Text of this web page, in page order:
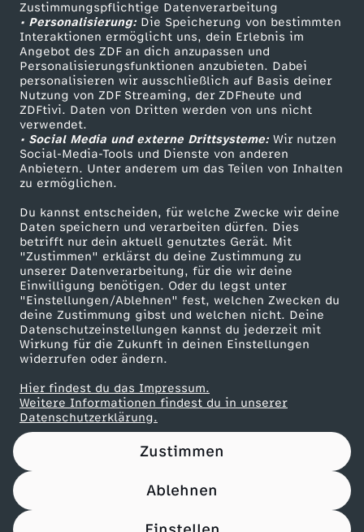
Zustimmungspflichtige Datenverarbeitung
• Personalisierung:Die Speicherung von bestimmten
Interaktionen ermöglicht uns, dein Erlebnis im
Angebot des ZDF an dich anzupassen und
Personalisierungsfunktionen anzubieten. Dabei
personalisieren wir ausschließlich auf Basis deiner
Nutzung von ZDF Streaming, der ZDFheute und
ZDFtivi. Daten von Dritten werden von uns nicht
verwendet.
• Social Media und externe Drittsysteme:Wir nutzen
Social-Media-Tools und Dienste von anderen
Anbietern. Unter anderem um das Teilen von Inhalten
zu ermöglichen.
Du kannst entscheiden, für welche Zwecke wir deine
Daten speichern und verarbeiten dürfen. Dies
betrifft nur dein aktuell genutztes Gerät. Mit
"Zustimmen" erklärst du deine Zustimmung zu
unserer Datenverarbeitung, für die wir deine
Einwilligung benötigen. Oder du legst unter
"Einstellungen/Ablehnen" fest, welchen Zwecken du
deine Zustimmung gibst und welchen nicht. Deine
Datenschutzeinstellungen kannst du jederzeit mit
Wirkung für die Zukunft in deinen Einstellungen
widerrufen oder ändern.
Hier findest du das Impressum.
Weitere Informationen findest du in unserer
Datenschutzerklärung.
Zustimmen
Ablehnen
d
P
a
p
p
e
-
E
n
t
f
Livestreams
Sendungen A-Z
TV-Programm
Zuschauerservice
Hilfe
ZDF Unternehmen
Karriere
ZDF goes Schule
Werbefernsehen
Mainzelmännchen
Partner
Nutzungsbedingungen
Impressum